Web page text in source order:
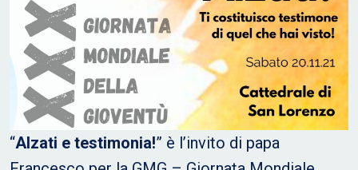
“Alzati e testimonia!” è l’invito di papa